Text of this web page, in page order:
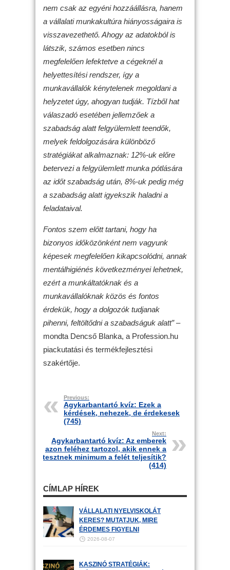
nem csak az egyéni hozzáállásra, hanem
a vállalati munkakultúra hiányosságaira is
visszavezethető. Ahogy az adatokból is
látszik, számos esetben nincs
megfelelően lefektetve a cégeknél a
helyettesítési rendszer, így a
munkavállalók kénytelenek megoldani a
helyzetet úgy, ahogyan tudják. Tízből hat
válaszadó esetében jellemzőek a
szabadság alatt felgyülemlett teendők,
melyek feldolgozására különböző
stratégiákat alkalmaznak: 12%-uk előre
betervezi a felgyülemlett munka pótlására
az időt szabadság után, 8%-uk pedig még
a szabadság alatt igyekszik haladni a
feladataival.
Fontos szem előtt tartani, hogy ha
bizonyos időközönként nem vagyunk
képesek megfelelően kikapcsolódni, annak
mentálhigiénés következményei lehetnek,
ezért a munkáltatóknak és a
munkavállalóknak közös és fontos
érdekük, hogy a dolgozók tudjanak
pihenni, feltöltődni a szabadságuk alatt”–
mondta Dencső Blanka, a Profession.hu
piackutatási és termékfejlesztési
szakértője.
Previous:
Agykarbantartó kvíz: Ezek a
kérdések, nehezek, de érdekesek
(745)
Next:
Agykarbantartó kvíz: Az emberek
azon feléhez tartozol, akik ennek a
tesztnek minimum a felét teljesítik?
(414)
CÍMLAP HÍREK
VÁLLALATI NYELVISKOLÁT
KERES? MUTATJUK, MIRE
ÉRDEMES FIGYELNI
2026-08-07
KASZINÓ STRATÉGIÁK: